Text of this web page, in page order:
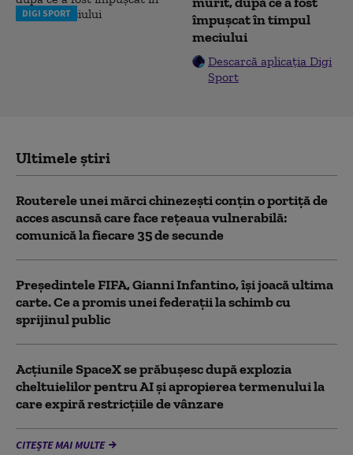
DIGI SPORT
împușcat în timpul
meciului
Descarcă aplicația Digi
Sport
Ultimele știri
Routerele unei mărci chinezești conțin o portiță de
acces ascunsă care face rețeaua vulnerabilă:
comunică la fiecare 35 de secunde
Președintele FIFA, Gianni Infantino, îşi joacă ultima
carte. Ce a promis unei federații la schimb cu
sprijinul public
Acţiunile SpaceX se prăbuşesc după explozia
cheltuielilor pentru AI şi apropierea termenului la
care expiră restricţiile de vânzare
CITEȘTE MAI MULTE